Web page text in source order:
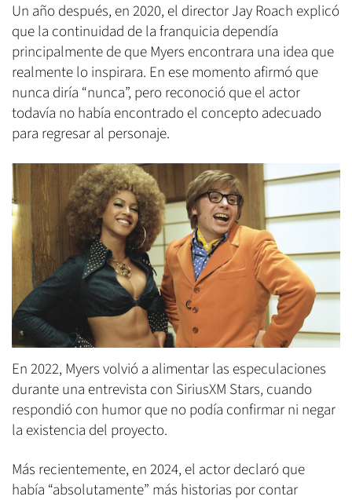
Un año después, en 2020, el director Jay Roach explicó
que la continuidad de la franquicia dependía
principalmente de que Myers encontrara una idea que
realmente lo inspirara. En ese momento afirmó que
nunca diría “nunca”, pero reconoció que el actor
todavía no había encontrado el concepto adecuado
para regresar al personaje.
En 2022, Myers volvió a alimentar las especulaciones
durante una entrevista con SiriusXM Stars, cuando
respondió con humor que no podía confirmar ni negar
la existencia del proyecto.
Más recientemente, en 2024, el actor declaró que
había “absolutamente” más historias por contar